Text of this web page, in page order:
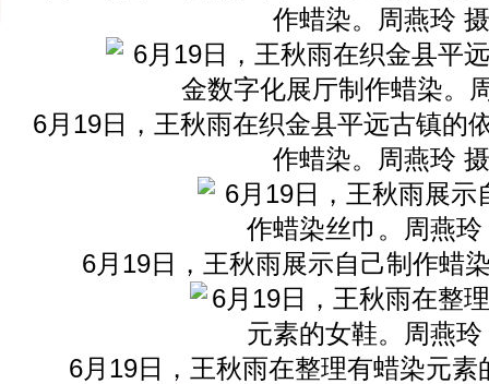
作蜡染。周燕玲
6月19日，王秋雨在织金县平远古镇的
作蜡染。周燕玲
6月19日，王秋雨展示自己制作蜡
6月19日，王秋雨在整理有蜡染元